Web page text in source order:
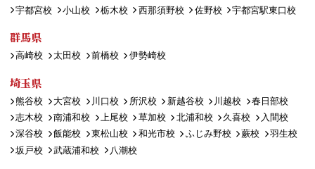
宇都宮校 小山校 栃木校 西那須野校 佐野校 宇都宮駅東口校
群馬県
高崎校 太田校 前橋校 伊勢崎校
埼玉県
熊谷校 大宮校 川口校 所沢校 新越谷校 川越校
春日部校
志木校
南浦和校 上尾校 草加校 北浦和校 久喜校
入間校
深谷校
飯能校 東松山校 和光市校 ふじみ野校 蕨校
羽生校
坂戸校
武蔵浦和校 八潮校